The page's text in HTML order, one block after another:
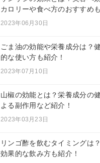
カロリーや食べ方のおすすめ
2023年06月30日
ごま油の効能や栄養成分は？
的な使い方も紹介！
2023年07月10日
山椒の効能とは？栄養成分の
よる副作用など紹介！
2023年03月23日
リンゴ酢を飲むタイミングは
効果的な飲み方も紹介！